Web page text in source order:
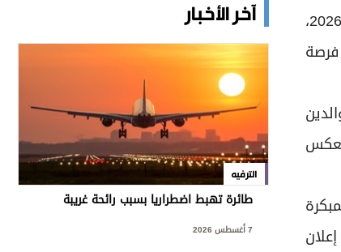
يواصل برنامج علامة الجودة لبيئة عمل داعمة للوالدين استقبال طلبات المشاركة في دورته الرابعة حتى 31 يوليو 2026،
آخر الأخبار
الترفيه
طائرة تهبط اضطراريا بسبب رائحة غريبة
7 أغسطس 2026